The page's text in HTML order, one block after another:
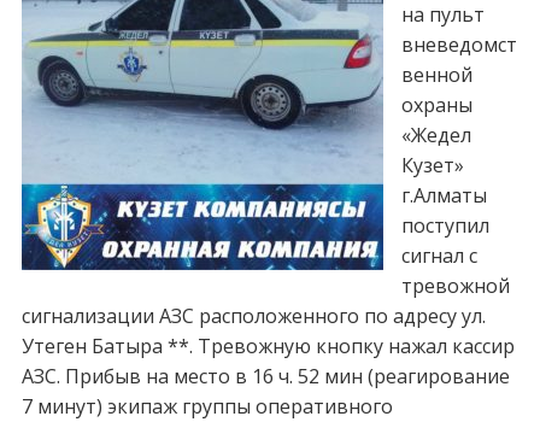
на пульт
вневедомст
венной
охраны
«Жедел
Кузет»
г.Алматы
поступил
сигнал с
тревожной
сигнализации АЗС расположенного по адресу ул.
Утеген Батыра **. Тревожную кнопку нажал кассир
АЗС. Прибыв на место в 16 ч. 52 мин (реагирование
7 минут) экипаж группы оперативного